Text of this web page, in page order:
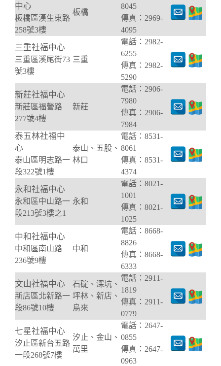
中心
板橋區漢生東路
258號3樓
板橋
8045
傳真：2969-
4095
三重社福中心
三重區溪尾街73
號3樓
三重
電話：2982-
6255
傳真：2982-
5290
新莊社福中心
新莊區福營路
277號4樓
新莊
電話：2906-
7980
傳真：2906-
7984
泰五林社福中
心
泰山區明志路一
段322號1樓
泰山、五股、
林口
電話：8531-
8061
傳真：8531-
4374
永和社福中心
永和區中山路一
段213號3樓之1
永和
電話：8021-
1001
傳真：8021-
1025
中和社福中心
中和區南山路
236號9樓
中和
電話：8668-
8826
傳真：8668-
6333
文山社福中心
新店區北新路一
段86號10樓
石碇、深坑、
坪林、新店、
烏來
電話：2911-
1819
傳真：2911-
0779
七星社福中心
汐止區新台五路
一段268號7樓
汐止、金山、
萬里
電話：2647-
0855
傳真：2647-
0963